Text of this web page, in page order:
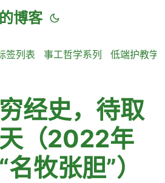
博客
签列表 事工哲学系列 低端护教学
经史，待取
（2022年
牧张胆”）